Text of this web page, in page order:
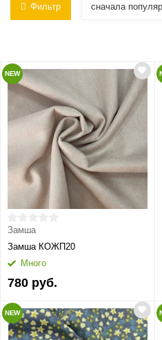
Фильтр сначала
NEW
Замша
Замша КОЖП20
Много
780 руб.
NEW